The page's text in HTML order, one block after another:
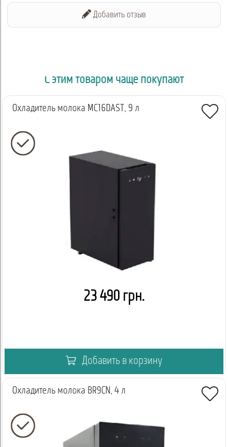
Добавить отзыв
С этим товаром чаще покупают
Охладитель молока MC16DAST, 9 л
23 490 грн.
Добавить в корзину
Охладитель молока BR9CN, 4 л